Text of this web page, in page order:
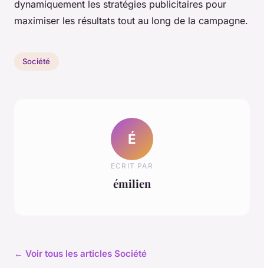
dynamiquement les stratégies publicitaires pour
maximiser les résultats tout au long de la campagne.
Société
É
ECRIT PAR
émilien
← Voir tous les articles Société